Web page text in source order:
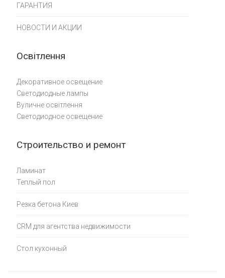
ГАРАНТИЯ
НОВОСТИ И АКЦИИ
Освітлення
Декоративное освещение
Светодиодные лампы
Вуличне освітлення
Светодиодное освещение
Строительство и ремонт
Ламинат
Теплый пол
Резка бетона Киев
CRM для агентства недвижимости
Стол кухонный